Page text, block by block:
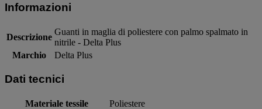
Informazioni
Descrizione
Guanti in maglia di poliestere con palmo spalmato in
nitrile - Delta Plus
Marchio
Delta Plus
Dati tecnici
Materiale tessile
Poliestere